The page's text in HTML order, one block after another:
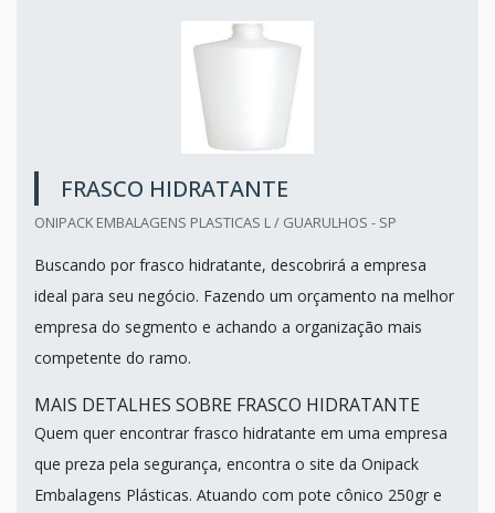
FRASCO HIDRATANTE
ONIPACK EMBALAGENS PLASTICAS L / GUARULHOS - SP
Buscando por frasco hidratante, descobrirá a empresa
ideal para seu negócio. Fazendo um orçamento na melhor
empresa do segmento e achando a organização mais
competente do ramo.
MAIS DETALHES SOBRE FRASCO HIDRATANTE
Quem quer encontrar frasco hidratante em uma empresa
que preza pela segurança, encontra o site da Onipack
Embalagens Plásticas. Atuando com pote cônico 250gr e